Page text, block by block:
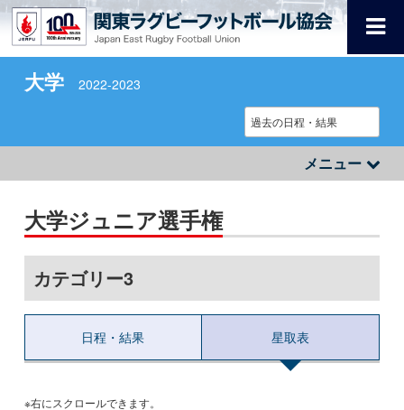
大学 2022-2023
メニュー
大学ジュニア選手権
カテゴリー3
日程・結果 星取表